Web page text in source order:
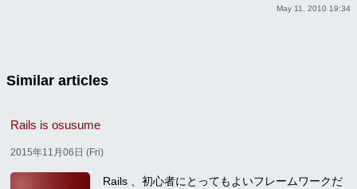
May 11, 2010 19:34
Similar articles
Rails is osusume
2015年11月06日 (Fri)
Rails 、初心者にとってもよいフレームワークだ